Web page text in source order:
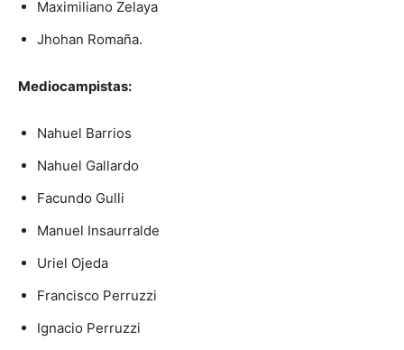
Maximiliano Zelaya
Jhohan Romaña.
Mediocampistas:
Nahuel Barrios
Nahuel Gallardo
Facundo Gulli
Manuel Insaurralde
Uriel Ojeda
Francisco Perruzzi
Ignacio Perruzzi